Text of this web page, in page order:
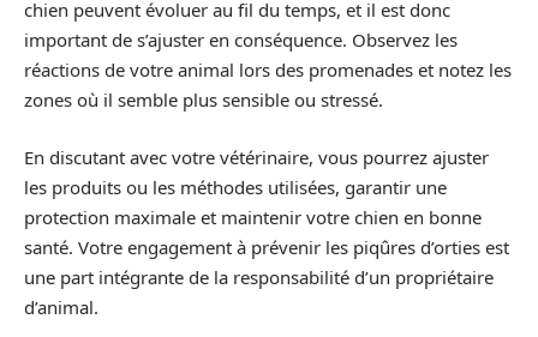
chien peuvent évoluer au fil du temps, et il est donc
important de s’ajuster en conséquence. Observez les
réactions de votre animal lors des promenades et notez les
zones où il semble plus sensible ou stressé.
En discutant avec votre vétérinaire, vous pourrez ajuster
les produits ou les méthodes utilisées, garantir une
protection maximale et maintenir votre chien en bonne
santé. Votre engagement à prévenir les piqûres d’orties est
une part intégrante de la responsabilité d’un propriétaire
d’animal.